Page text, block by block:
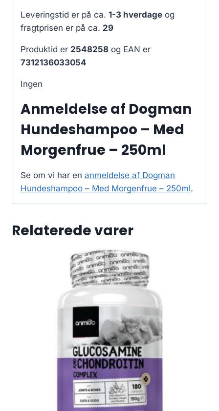
Leveringstid er på ca. 1-3 hverdage og
fragtprisen er på ca. 29
Produktid er 2548258 og EAN er
7312136033054
Ingen
Anmeldelse af Dogman
Hundeshampoo – Med
Morgenfrue – 250ml
Se om vi har en anmeldelse af Dogman
Hundeshampoo – Med Morgenfrue – 250ml.
Relaterede varer